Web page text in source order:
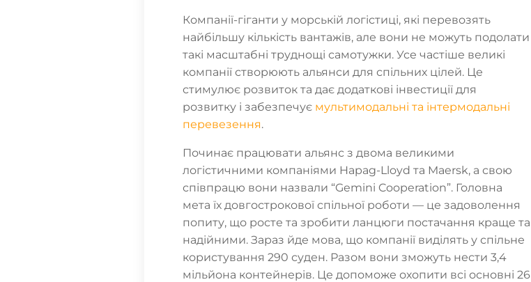
Компанії-гіганти у морській логістиці, які перевозять
найбільшу кількість вантажів, але вони не можуть подолати
такі масштабні труднощі самотужки. Усе частіше великі
компанії створюють альянси для спільних цілей. Це
стимулює розвиток та дає додаткові інвестиції для
розвитку і забезпечує мультимодальні та інтермодальні
перевезення.
Починає працювати альянс з двома великими
логістичними компаніями Hapag-Lloyd та Maersk, а свою
співпрацю вони назвали “Gemini Cooperation”. Головна
мета їх довгострокової спільної роботи — це задоволення
попиту, що росте та зробити ланцюги постачання краще та
надійними. Зараз йде мова, що компанії виділять у спільне
користування 290 суден. Разом вони зможуть нести 3,4
мільйона контейнерів. Це допоможе охопити всі основні 26